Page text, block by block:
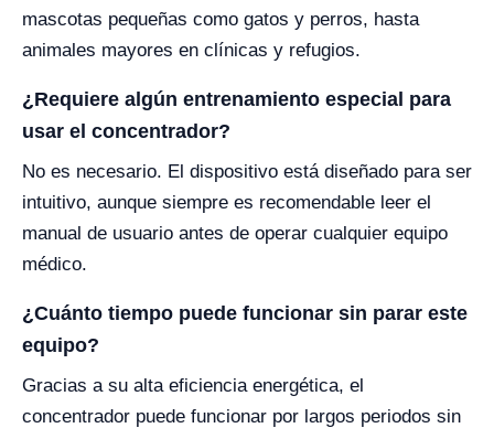
mascotas pequeñas como gatos y perros, hasta
animales mayores en clínicas y refugios.
¿Requiere algún entrenamiento especial para
usar el concentrador?
No es necesario. El dispositivo está diseñado para ser
intuitivo, aunque siempre es recomendable leer el
manual de usuario antes de operar cualquier equipo
médico.
¿Cuánto tiempo puede funcionar sin parar este
equipo?
Gracias a su alta eficiencia energética, el
concentrador puede funcionar por largos periodos sin